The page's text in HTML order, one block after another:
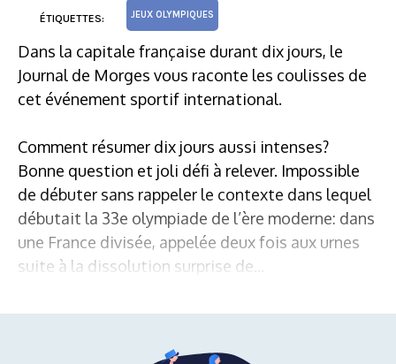
ÉTIQUETTES: JEUX OLYMPIQUES
Dans la capitale française durant dix jours, le
Journal de Morges vous raconte les coulisses de
cet événement sportif international.
Comment résumer dix jours aussi intenses?
Bonne question et joli défi à relever. Impossible
de débuter sans rappeler le contexte dans lequel
débutait la 33e olympiade de l’ère moderne: dans
une France divisée, appelée deux fois aux urnes
suite à la dissolution surprise de...